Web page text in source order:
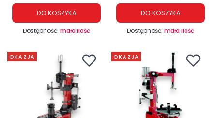
DO KOSZYKA
Dostępność: mała ilość
DO KOSZYKA
Dostępność: mała ilość
OKAZJA OKAZJA